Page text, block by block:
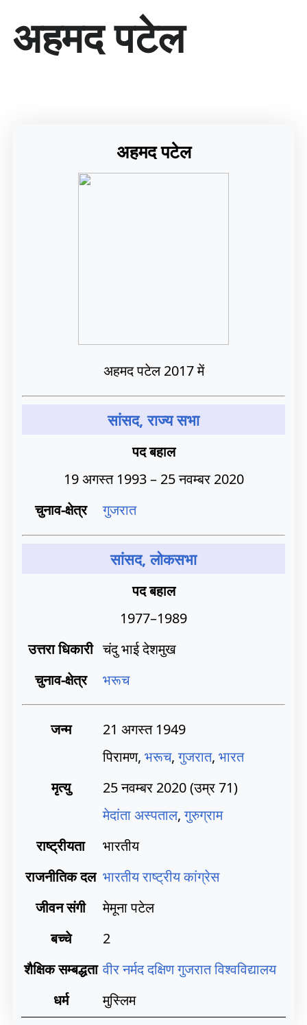
ग्री
अहमद पटेल
अहमद पटेल
अहमद पटेल 2017 में
सांसद, राज्य सभा
पद बहाल
19 अगस्त 1993 – 25 नवम्बर 2020
चुनाव-क्षेत्र
गुजरात
सांसद, लोकसभा
पद बहाल
1977–1989
उत्तरा धिकारी चंदु भाई देशमुख
चुनाव-क्षेत्र
भरूच
जन्म
21 अगस्त 1949
पिरामण, भरूच,गुजरात, भारत
मृत्यु
25 नवम्बर 2020(उम्र 71)
मेदांता अस्पताल,गुरुग्राम
राष्ट्रीयता
भारतीय
राजनीतिक दल भारतीय राष्ट्रीय कांग्रेस
जीवन संगी
मेमूना पटेल
बच्चे
2
शैक्षिक सम्बद्धता वीर नर्मद दक्षिण गुजरात विश्वविद्यालय
धर्म
मुस्लिम